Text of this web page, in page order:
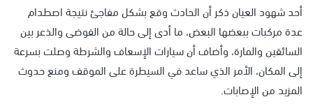
أحد شهود العيان ذكر أن الحادث وقع بشكل مفاجئ نتيجة اصطدام
عدة مركبات ببعضها البعض، ما أدى إلى حالة من الفوضى والذعر بين
السائقين والمارة، وأضاف أن سيارات الإسعاف والشرطة وصلت بسرعة
إلى المكان، الأمر الذي ساعد في السيطرة على الموقف ومنع حدوث
المزيد من الإصابات.